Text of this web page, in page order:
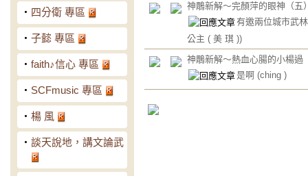
‧ 四分衛 專區
‧ 子懿 專區
‧ faith♪信心 專區
‧ SCFmusic 專區
‧ 楊 風
‧ 談天說地，講文論武
神鵰新解～完顏萍的眼神（五
有邀兩位城市武
公主 ( 美 琪 ))
神鵰新解～熱血心腸的小楊過
是啊 (ching )